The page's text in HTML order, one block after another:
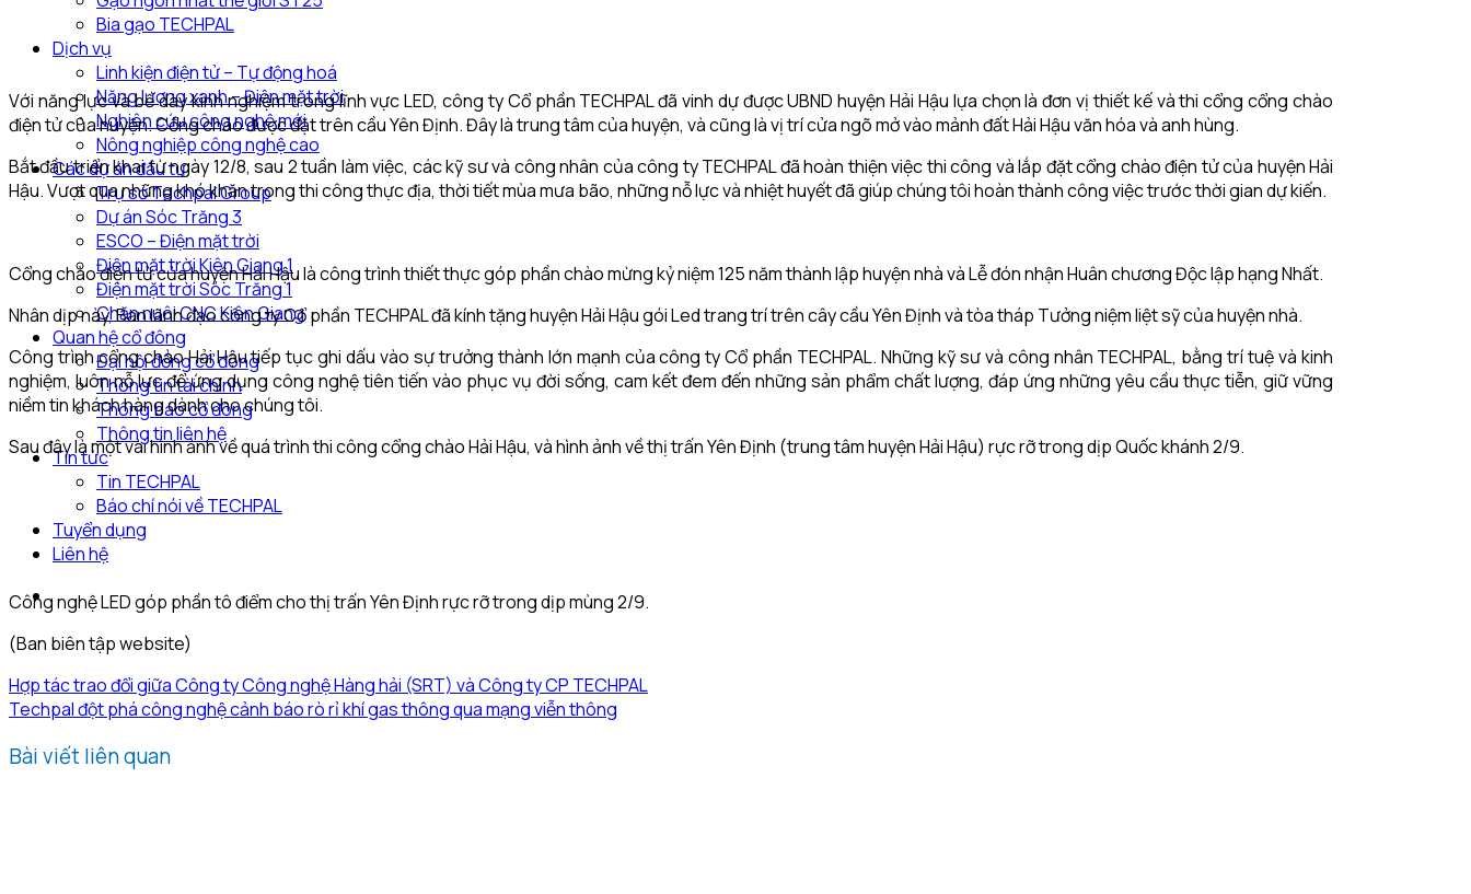
Bia gạo TECHPAL
Dịch vụ
Linh kiện điện tử – Tự động hoá
Năng lượng xanh – Điện mặt trời
Nghiên cứu công nghệ mới
Nông nghiệp công nghệ cao
Các dự án đầu tư
Trụ sở Techpal Group
Dự án Sóc Trăng 3
ESCO – Điện mặt trời
Điện mặt trời Kiên Giang 1
Điện mặt trời Sóc Trăng 1
Chăn nuôi CNC Kiên Giang
Quan hệ cổ đông
Đại hội đồng cổ đông
Thông tin tài chính
Thông báo cổ đông
Thông tin liên hệ
Tin tức
Tin TECHPAL
Báo chí nói về TECHPAL
Tuyển dụng
Liên hệ
Với năng lực và bề dày kinh nghiệm trong lĩnh vực LED, công ty Cổ phần TECHPAL đã vinh dự được UBND huyện Hải Hậu lựa chọn là đơn vị thiết kế và thi cổng cổng chào
điện tử của huyện. Cổng chào được đặt trên cầu Yên Định. Đây là trung tâm của huyện, và cũng là vị trí cửa ngõ mở vào mảnh đất Hải Hậu văn hóa và anh hùng.
Bắt đầu triển khai từ ngày 12/8, sau 2 tuần làm việc, các kỹ sư và công nhân của công ty TECHPAL đã hoàn thiện việc thi công và lắp đặt cổng chào điện tử của huyện Hải
Hậu. Vượt qua những khó khăn trong thi công thực địa, thời tiết mùa mưa bão, những nỗ lực và nhiệt huyết đã giúp chúng tôi hoàn thành công việc trước thời gian dự kiến.
Cổng chào điện tử của huyện Hải Hậu là công trình thiết thực góp phần chào mừng kỷ niệm 125 năm thành lập huyện nhà và Lễ đón nhận Huân chương Độc lập hạng Nhất.
Nhân dịp này, Ban lãnh đạo công ty Cổ phần TECHPAL đã kính tặng huyện Hải Hậu gói Led trang trí trên cây cầu Yên Định và tòa tháp Tưởng niệm liệt sỹ của huyện nhà.
Công trình cổng chào Hải Hậu tiếp tục ghi dấu vào sự trưởng thành lớn mạnh của công ty Cổ phần TECHPAL. Những kỹ sư và công nhân TECHPAL, bằng trí tuệ và kinh
nghiệm, luôn nỗ lực để ứng dụng công nghệ tiên tiến vào phục vụ đời sống, cam kết đem đến những sản phẩm chất lượng, đáp ứng những yêu cầu thực tiễn, giữ vững
niềm tin khách hàng dành cho chúng tôi.
Sau đây là một vài hình ảnh về quá trình thi công cổng chào Hải Hậu, và hình ảnh về thị trấn Yên Định (trung tâm huyện Hải Hậu) rực rỡ trong dịp Quốc khánh 2/9.
Công nghệ LED góp phần tô điểm cho thị trấn Yên Định rực rỡ trong dịp mùng 2/9.
(Ban biên tập website)
Hợp tác trao đổi giữa Công ty Công nghệ Hàng hải (SRT) và Công ty CP TECHPAL
Techpal đột phá công nghệ cảnh báo rò rỉ khí gas thông qua mạng viễn thông
Bài viết liên quan